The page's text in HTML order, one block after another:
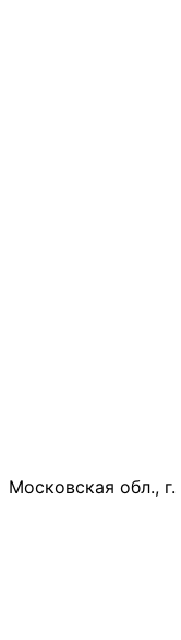
Московская обл.,